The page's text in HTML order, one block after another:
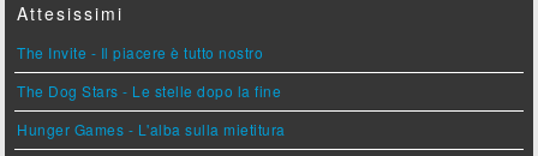
Attesissimi
The Invite - Il piacere è tutto nostro
The Dog Stars - Le stelle dopo la fine
Hunger Games - L'alba sulla mietitura